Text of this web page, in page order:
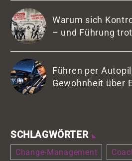
Warum sich
– und Führung
Führen per
Gewohnheit über
SCHLAGWÖRTER
Change-Management